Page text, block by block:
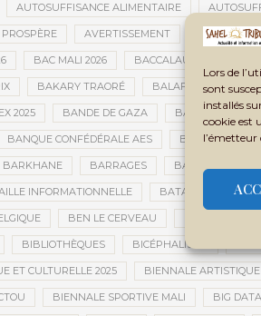
Lors de
sont
installés
cookie est
l’émetteur
AUTOSUFFISANCE ALIMENTAIRE
AVERTISSEMENT AVIATION
BAC MALI 2026 BACCALAURÉAT
BAKARY TRAORÉ BALAFON
2025 BANDE DE GAZA BANDIAGARA
BANQUE CONFÉDÉRALE AES BANQUE
BARKHANE BARRAGES BARRICADES
INFORMATIONNELLE BATAILLON
BEN LE CERVEAU
BIBLIOTHÈQUES BICÉPHALISME
ET CULTURELLE 2025 BIENNALE
BIENNALE SPORTIVE MALI BIG DATA